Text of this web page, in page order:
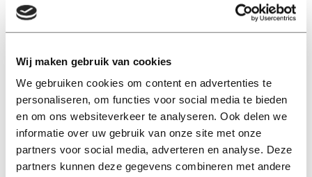
Wij maken gebruik van cookies
We gebruiken cookies om content en advertenties te
personaliseren, om functies voor social media te bieden
en om ons websiteverkeer te analyseren. Ook delen we
informatie over uw gebruik van onze site met onze
partners voor social media, adverteren en analyse. Deze
partners kunnen deze gegevens combineren met andere
University en zwaaide de universiteit in 2015 vaarwel.
Vanaf 2007 tot 2015 was hij decaan van Humanities. In
begeleiden van promovendi.
Argos wordt op zaterdag 18 februari om 14:00
uitgezonden op NPO Radio 1. Collegevoorzitter Koen
Becking zal tijdens deze uitzending het woord voeren
over deze kwestie.Leeshierhet afscheidsinterview van
Arie de Ruijter.